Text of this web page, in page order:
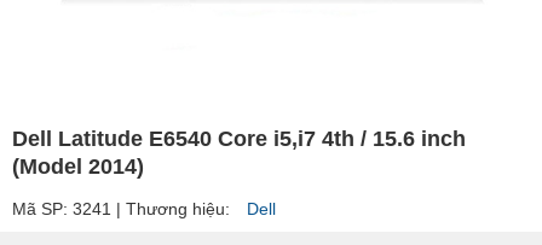
Dell Latitude E6540 Core i5,i7 4th / 15.6 inch
(Model 2014)
Mã SP: 3241 | Thương hiệu: Dell